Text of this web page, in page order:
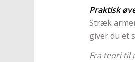
Praktisk
Stræk
giver du et
Fra teori til